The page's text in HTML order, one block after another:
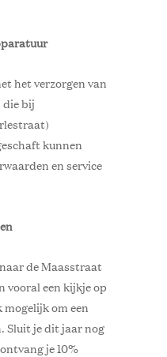
het verzorgen van
bij
kunnen
en service
de Maasstraat
vooral een kijkje op
mogelijk om een
Sluit je dit jaar nog
je 10%